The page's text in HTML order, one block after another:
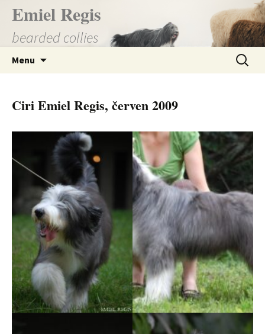
Přejít
obsahu
Emiel Regis
bearded collies
Menu
Ciri Emiel Regis, červen 2009